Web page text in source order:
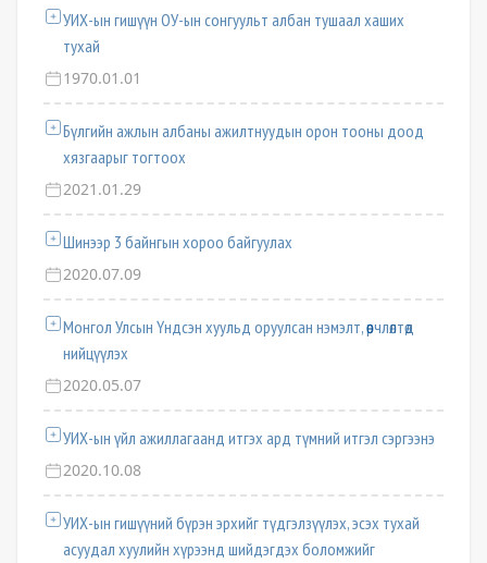
УИХ-ын гишүүн ОУ-ын сонгуульт албан тушаал хаших
тухай
1970.01.01
Бүлгийн ажлын албаны ажилтнуудын орон тооны доод
хязгаарыг тогтоох
2021.01.29
Шинээр 3 байнгын хороо байгуулах
2020.07.09
Монгол Улсын Үндсэн хуульд оруулсан нэмэлт, өөрчлөлтөд
нийцүүлэх
2020.05.07
УИХ-ын үйл ажиллагаанд итгэх ард түмний итгэл сэргээнэ
2020.10.08
УИХ-ын гишүүний бүрэн эрхийг түдгэлзүүлэх, эсэх тухай
асуудал хуулийн хүрээнд шийдэгдэх боломжийг